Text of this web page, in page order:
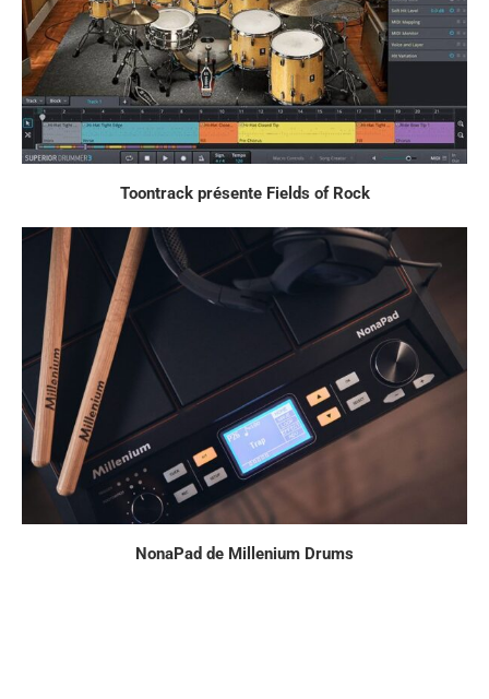
Toontrack présente Fields of Rock
NonaPad de Millenium Drums